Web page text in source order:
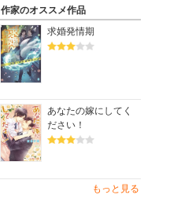
作家のオススメ作品
求婚発情期
あなたの嫁にしてく
ださい！
もっと見る